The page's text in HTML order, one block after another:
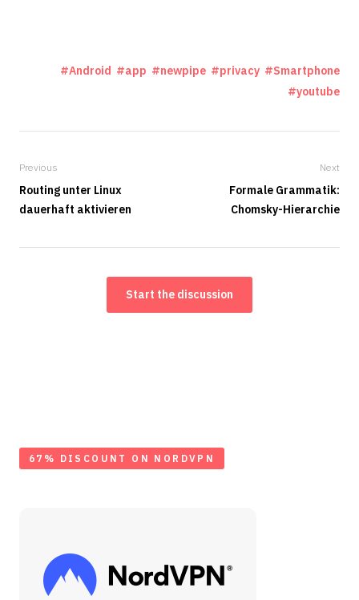
Android app newpipe privacy
Smartphone
youtube
Previous
Routing unter Linux
dauerhaft aktivieren
Next
Formale Grammatik:
Chomsky-Hierarchie
Start the discussion
67% DISCOUNT ON NORDVPN